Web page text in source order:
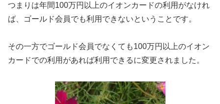
つまりは年間100万円以上のイオンカードの利用がなけれ
ば、ゴールド会員でも利用できないということです。
その一方でゴールド会員でなくても100万円以上のイオン
カードでの利用があれば利用できるに変更されました。